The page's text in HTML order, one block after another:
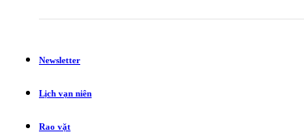
Newsletter
Lịch vạn niên
Rao vặt